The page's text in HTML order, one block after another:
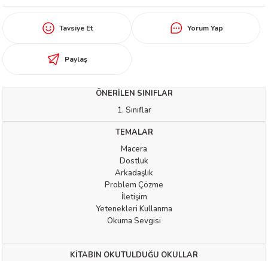
Tavsiye Et Yorum Yap
Paylaş
ÖNERİLEN SINIFLAR
1. Sınıflar
TEMALAR
Macera
Dostluk
Arkadaşlık
Problem Çözme
İletişim
Yetenekleri Kullanma
Okuma Sevgisi
KİTABIN OKUTULDUĞU OKULLAR